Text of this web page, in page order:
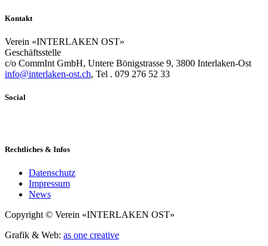
Kontakt
Verein «INTERLAKEN OST»
Geschäftsstelle
c/o CommInt GmbH, Untere Bönigstrasse 9, 3800 Interlaken-Ost
info@interlaken-ost.ch, Tel . 079 276 52 33
Social
Rechtliches & Infos
Datenschutz
Impressum
News
Copyright © Verein «INTERLAKEN OST»
Grafik & Web: as one creative